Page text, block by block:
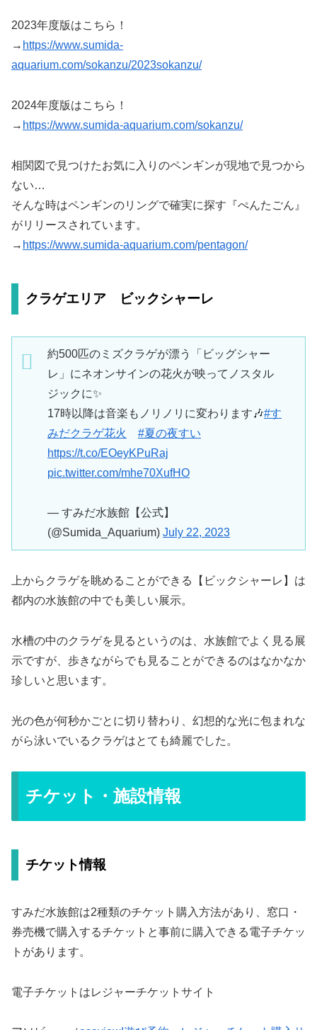
2023年度版はこちら！
→ https://www.sumida-
aquarium.com/sokanzu/2023sokanzu/
2024年度版はこちら！
→ https://www.sumida-aquarium.com/sokanzu/
相関図で見つけたお気に入りのペンギンが現地で見つから
ない…
そんな時はペンギンのリングで確実に探す『ぺんたごん』
がリリースされています。
→ https://www.sumida-aquarium.com/pentagon/
クラゲエリア ビックシャーレ
約500匹のミズクラゲが漂う「ビッグシャー
レ」にネオンサインの花火が映ってノスタル
ジックに✨
17時以降は音楽もノリノリに変わります🎶#す
みだクラゲ花火
#夏の夜すい
https://t.co/EOeyKPuRaj
pic.twitter.com/mhe70XufHO
— すみだ水族館【公式】
(@Sumida_Aquarium) July 22, 2023
上からクラゲを眺めることができる【ビックシャーレ】は
都内の水族館の中でも美しい展示。
水槽の中のクラゲを見るというのは、水族館でよく見る展
示ですが、歩きながらでも見ることができるのはなかなか
珍しいと思います。
光の色が何秒かごとに切り替わり、幻想的な光に包まれな
がら泳いでいるクラゲはとても綺麗でした。
チケット・施設情報
チケット情報
すみだ水族館は2種類のチケット購入方法があり、窓口・
券売機で購入するチケットと事前に購入できる電子チケッ
トがあります。
電子チケットはレジャーチケットサイト